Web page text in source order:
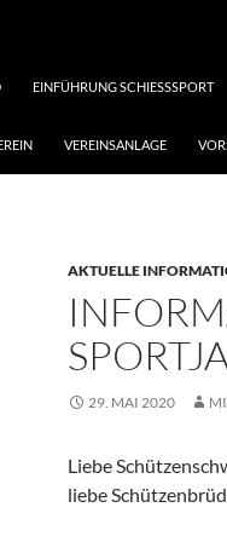
EINFÜHRUNG SCHIESSSPORT
VEREINSANLAGE
AKTUELLE
29. MAI 2020
Liebe
liebe